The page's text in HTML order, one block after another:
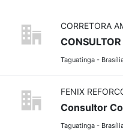
CORRETORA
Taguatinga -
FENIX
Consultor
Taguatinga -